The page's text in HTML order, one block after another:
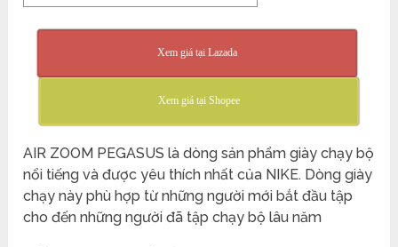
Xem giá tại Lazada
Xem giá tại Shopee
AIR ZOOM PEGASUS là dòng sản phẩm giày chạy bộ
nổi tiếng và được yêu thích nhất của NIKE. Dòng giày
chạy này phù hợp từ những người mới bắt đầu tập
cho đến những người đã tập chạy bộ lâu năm